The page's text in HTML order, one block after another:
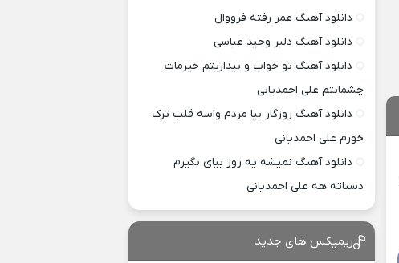
دانلود آهنگ عمر رفته فرووال
دانلود آهنگ دلبر وحید عباسی
دانلود آهنگ تو خواب و بیداریتم خیرمات
چشمانتم علی احمدیانی
دانلود آهنگ روزگار بیا مردم واسه قلب ترک
خورم علی احمدیانی
دانلود آهنگ نمیشه یه روز بیای بگیرم
دستاته هه علی احمدیانی
ریمیکس های جدید